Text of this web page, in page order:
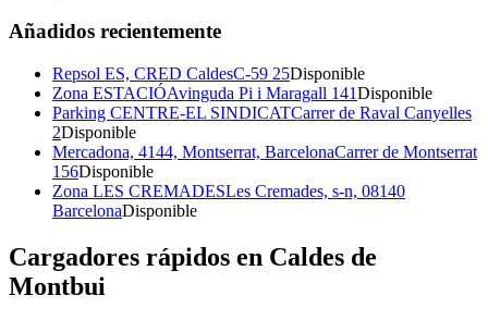
Añadidos recientemente
Repsol ES, CRED CaldesC-59 25Disponible
Zona ESTACIÓAvinguda Pi i Maragall 141Disponible
Parking CENTRE-EL SINDICATCarrer de Raval Canyelles
2Disponible
Mercadona, 4144, Montserrat, BarcelonaCarrer de Montserrat
156Disponible
Zona LES CREMADESLes Cremades, s-n, 08140
BarcelonaDisponible
Cargadores rápidos en Caldes de
Montbui